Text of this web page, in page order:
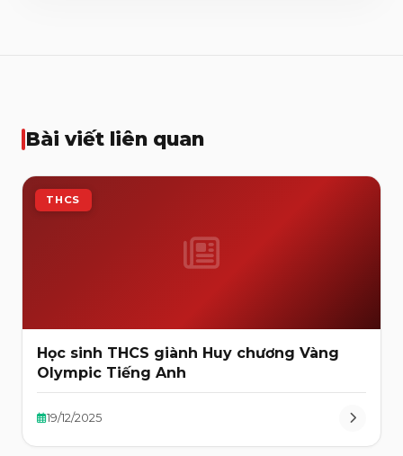
Bài viết liên quan
THCS
Học sinh THCS giành Huy chương Vàng
Olympic Tiếng Anh
19/12/2025